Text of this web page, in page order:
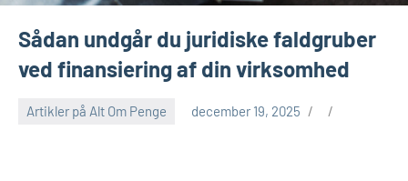
Sådan undgår du juridiske faldgruber
ved finansiering af din virksomhed
Artikler på Alt Om Penge december 19, 2025